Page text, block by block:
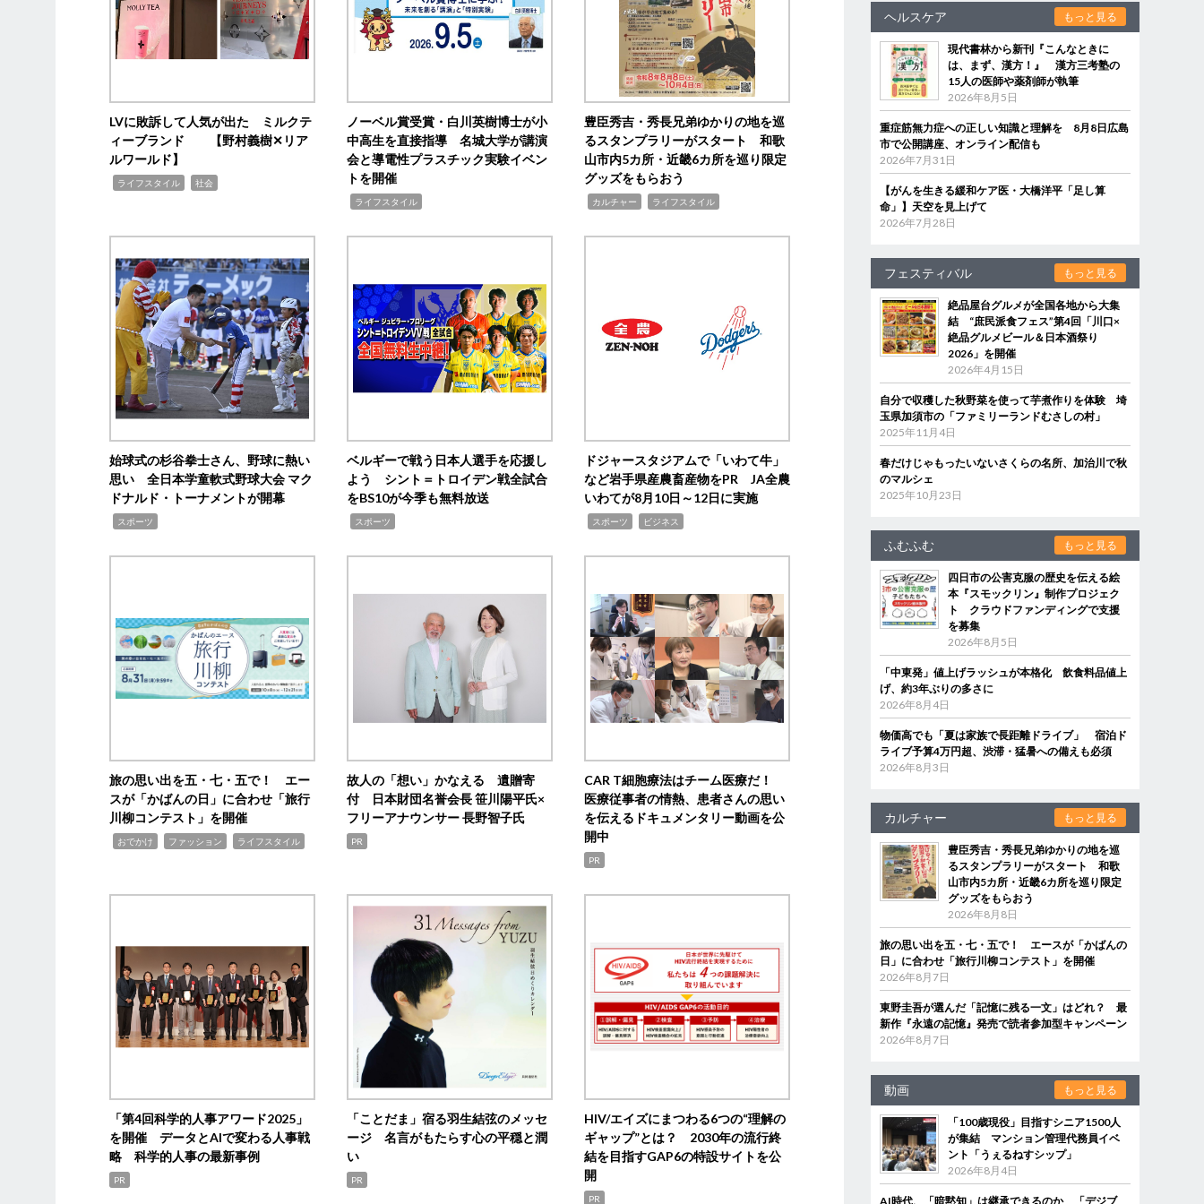
LVに敗訴して人気が出た ミルクテ
ィーブランド 【野村義樹✕リア
ルワールド】
ライフスタイル 社会
ノーベル賞受賞・白川英樹博士が小
中高生を直接指導 名城大学が講演
会と導電性プラスチック実験イベン
トを開催
ライフスタイル
豊臣秀吉・秀長兄弟ゆかりの地を巡
るスタンプラリーがスタート 和歌
山市内5カ所・近畿6カ所を巡り限定
グッズをもらおう
カルチャー ライフスタイル
始球式の杉谷拳士さん、野球に熱い
思い 全日本学童軟式野球大会 マク
ドナルド・トーナメントが開幕
スポーツ
ベルギーで戦う日本人選手を応援し
よう シント＝トロイデン戦全試合
をBS10が今季も無料放送
スポーツ
ドジャースタジアムで「いわて牛」
など岩手県産農畜産物をPR JA全農
いわてが8月10日～12日に実施
スポーツ ビジネス
旅の思い出を五・七・五で！ エー
スが「かばんの日」に合わせ「旅行
川柳コンテスト」を開催
おでかけ ファッション ライフスタイル
故人の「想い」かなえる 遺贈寄
付 日本財団名誉会長 笹川陽平氏×
フリーアナウンサー 長野智子氏
PR
CAR T細胞療法はチーム医療だ！
医療従事者の情熱、患者さんの思い
を伝えるドキュメンタリー動画を公
開中
PR
「第4回科学的人事アワード2025」
を開催 データとAIで変わる人事戦
略 科学的人事の最新事例
PR
「ことだま」宿る羽生結弦のメッセ
ージ 名言がもたらす心の平穏と潤
い
PR
HIV/エイズにまつわる6つの“理解の
ギャップ”とは？ 2030年の流行終
結を目指すGAP6の特設サイトを公
開
PR
ヘルスケア もっと見る
現代書林から新刊『こんなときに
は、まず、漢方！』 漢方三考塾の
15人の医師や薬剤師が執筆
2026年8月5日
重症筋無力症への正しい知識と理解を 8月8日広島
市で公開講座、オンライン配信も
2026年7月31日
【がんを生きる緩和ケア医・大橋洋平「足し算
命」】天空を見上げて
2026年7月28日
フェスティバル もっと見る
絶品屋台グルメが全国各地から大集
結 “庶民派食フェス”第4回「川口×
絶品グルメビール＆日本酒祭り
2026」を開催
2026年4月15日
自分で収穫した秋野菜を使って芋煮作りを体験 埼
玉県加須市の「ファミリーランドむさしの村」
2025年11月4日
春だけじゃもったいないさくらの名所、加治川で秋
のマルシェ
2025年10月23日
ふむふむ もっと見る
四日市の公害克服の歴史を伝える絵
本『スモックリン』制作プロジェク
ト クラウドファンディングで支援
を募集
2026年8月5日
「中東発」値上げラッシュが本格化 飲食料品値上
げ、約3年ぶりの多さに
2026年8月4日
物価高でも「夏は家族で長距離ドライブ」 宿泊ド
ライブ予算4万円超、渋滞・猛暑への備えも必須
2026年8月3日
カルチャー もっと見る
豊臣秀吉・秀長兄弟ゆかりの地を巡
るスタンプラリーがスタート 和歌
山市内5カ所・近畿6カ所を巡り限定
グッズをもらおう
2026年8月8日
旅の思い出を五・七・五で！ エースが「かばんの
日」に合わせ「旅行川柳コンテスト」を開催
2026年8月7日
東野圭吾が選んだ「記憶に残る一文」はどれ？ 最
新作『永遠の記憶』発売で読者参加型キャンペーン
2026年8月7日
動画 もっと見る
「100歳現役」目指すシニア1500人
が集結 マンション管理代務員イベ
ント「うぇるねすシップ」
2026年8月4日
AI時代、「暗黙知」は継承できるのか 「デジブ